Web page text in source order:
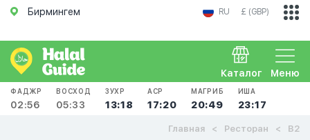
Бирмингем RU £ (GBP)
Меню
Каталог
ФАДЖР
02:56
ВОСХОД
05:33
ЗУХР
13:18
АСР
17:20
МАГРИБ
20:49
ИША
23:17
Главная Ресторан B2